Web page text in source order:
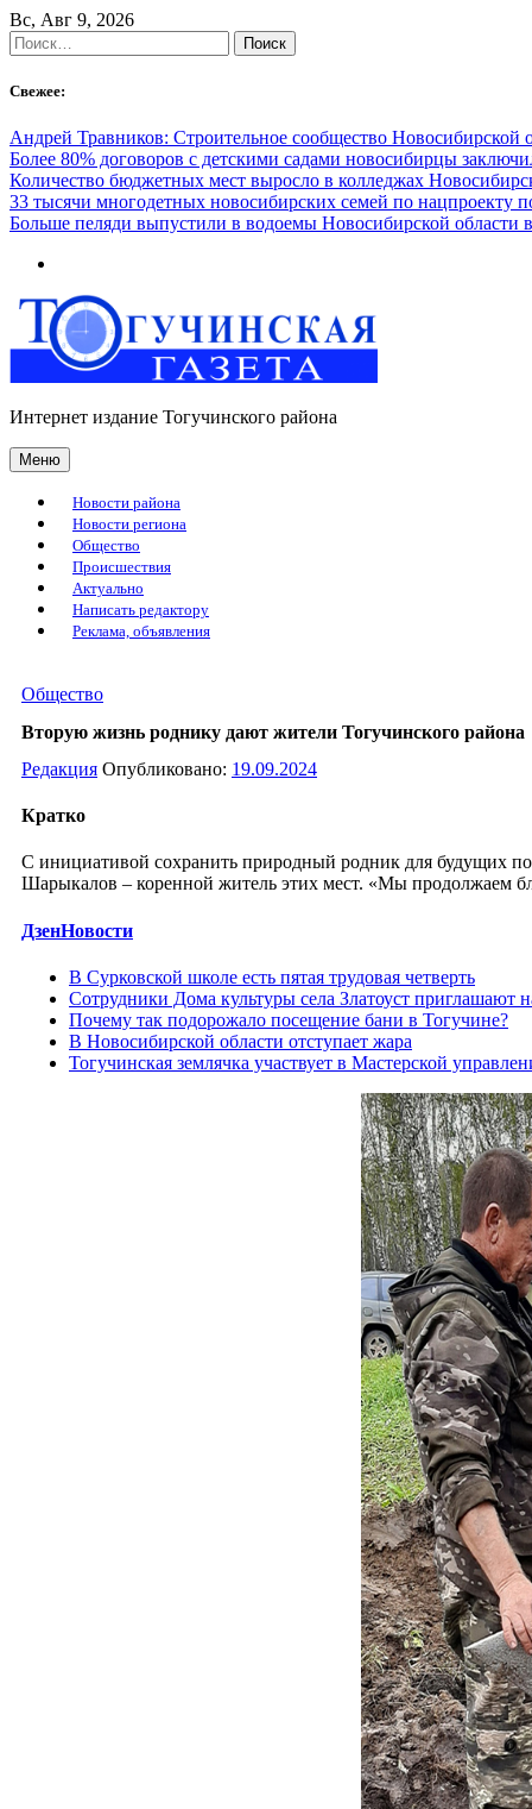
Skip
to
content
Вс, Авг 9, 2026
Найти:
Свежее:
Андрей Травников: Строительное сообщество
Более 80% договоров с детскими садами новосибирцы
Количество бюджетных мест выросло в колледжах
33 тысячи многодетных новосибирских семей по нацпроекту
Больше пеляди выпустили в водоемы Новосибирской области
Интернет издание Тогучинского района
Меню
Новости района
Новости региона
Общество
Происшествия
Актуально
Написать редактору
Реклама, объявления
Общество
Вторую жизнь роднику дают жители Тогучинского района
Редакция Опубликовано: 19.09.2024
Кратко
С инициативой сохранить природный родник для будущих
Шарыкалов – коренной житель этих мест. «Мы продолжаем
ДзенНовости
В Сурковской школе есть пятая трудовая четверть
Сотрудники Дома культуры села Златоуст приглашают
Почему так подорожало посещение бани в Тогучине?
В Новосибирской области отступает жара
Тогучинская землячка участвует в Мастерской